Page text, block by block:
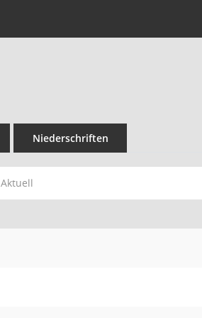
Niederschriften
Aktuell